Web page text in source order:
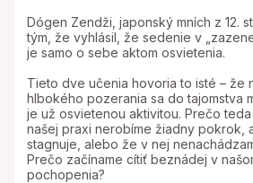
Dógen Zendži, japonský mních z 12.
tým, že vyhlásil, že sedenie v
je samo o sebe aktom osvietenia.
Tieto dve učenia hovoria to isté – že
hlbokého pozerania sa do tajomstva
je už osvietenou aktivitou. Prečo
našej praxi nerobíme žiadny pokrok,
stagnuje, alebo že v nej
Prečo začíname cítiť beznádej v
pochopenia?